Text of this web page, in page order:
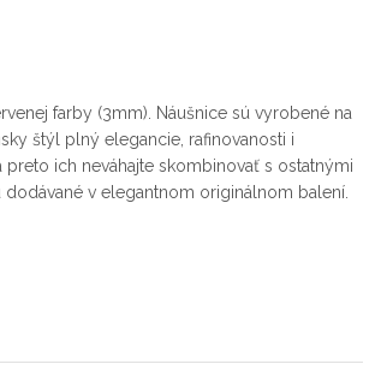
farby (3mm). Náušnice sú vyrobené na
štýl plný elegancie, rafinovanosti i
ich neváhajte skombinovať s ostatnými
dodávané v elegantnom originálnom balení.